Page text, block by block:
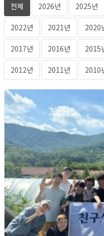
전체 2026년 2025년
2022년 2021년 2020
2017년 2016년 2015
2012년 2011년 2010